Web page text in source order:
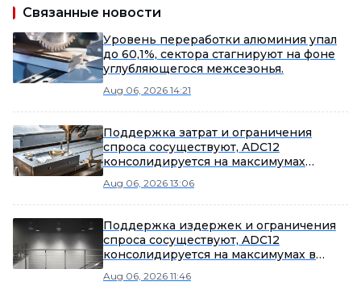
Связанные новости
Уровень переработки алюминия упал
до 60,1%, сектора стагнируют на фоне
углубляющегося межсезонья.
Aug 06, 2026 14:21
Поддержка затрат и ограничения
спроса сосуществуют, ADC12
консолидируется на максимумах
Aug 06, 2026 13:06
Поддержка издержек и ограничения
спроса сосуществуют, ADC12
консолидируется на максимумах в
[Анализ SMM]
Aug 06, 2026 11:46